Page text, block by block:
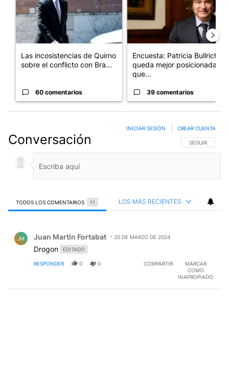
Las incosistencias de Quirno
sobre el conflicto con Bra...
60 comentarios
Encuesta: Patricia Bullrich
queda mejor posicionada
que...
39 comentarios
Conversación SIGA ESTA
SEGUIR
INICIAR SESIÓN CREAR CUENTA
TODOS LOS COMENTARIOS 11 LOS MÁS RECIENTES
JM Juan Martín Fortabat 20 DE MARZO DE 2024
Drogon EDITADO
RESPONDER 0 0 COMPARTIR
MARCAR
COMO
INAPROPIADO